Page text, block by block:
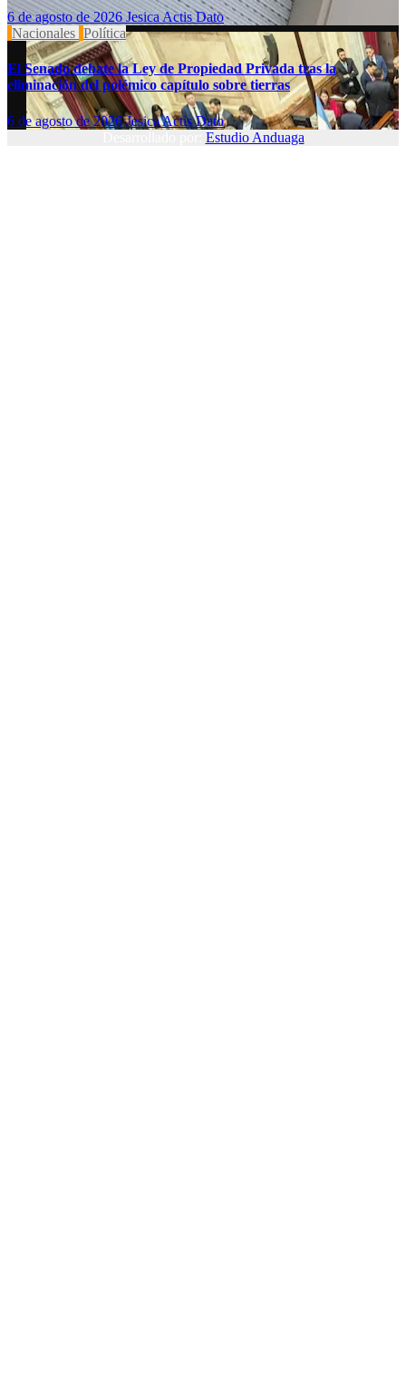
6 de agosto de 2026Jesica Actis Dato
Nacionales Política
El Senado debate la Ley de Propiedad Privada tras la
eliminación del polémico capítulo sobre tierras
6 de agosto de 2026Jesica Actis Dato
Estudio Anduaga